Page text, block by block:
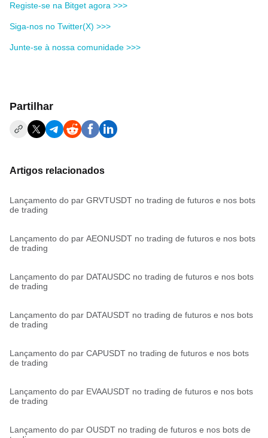
Registe-se na Bitget agora >>>
Siga-nos no Twitter(X) >>>
Junte-se à nossa comunidade >>>
Partilhar
Artigos relacionados
Lançamento do par GRVTUSDT no trading de futuros e nos bots
de trading
Lançamento do par AEONUSDT no trading de futuros e nos bots
de trading
Lançamento do par DATAUSDC no trading de futuros e nos bots
de trading
Lançamento do par DATAUSDT no trading de futuros e nos bots
de trading
Lançamento do par CAPUSDT no trading de futuros e nos bots
de trading
Lançamento do par EVAAUSDT no trading de futuros e nos bots
de trading
Lançamento do par OUSDT no trading de futuros e nos bots de